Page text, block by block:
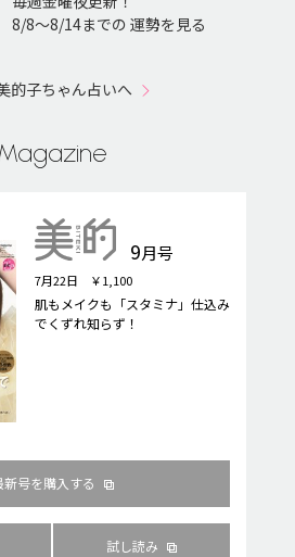
8/8〜8/14までの 運勢を見る
的子ちゃん占いへ
9月号
7月22日 ￥1,100
肌もメイクも「スタミナ」仕込み
でくずれ知らず！
新号を購入する
試し読み